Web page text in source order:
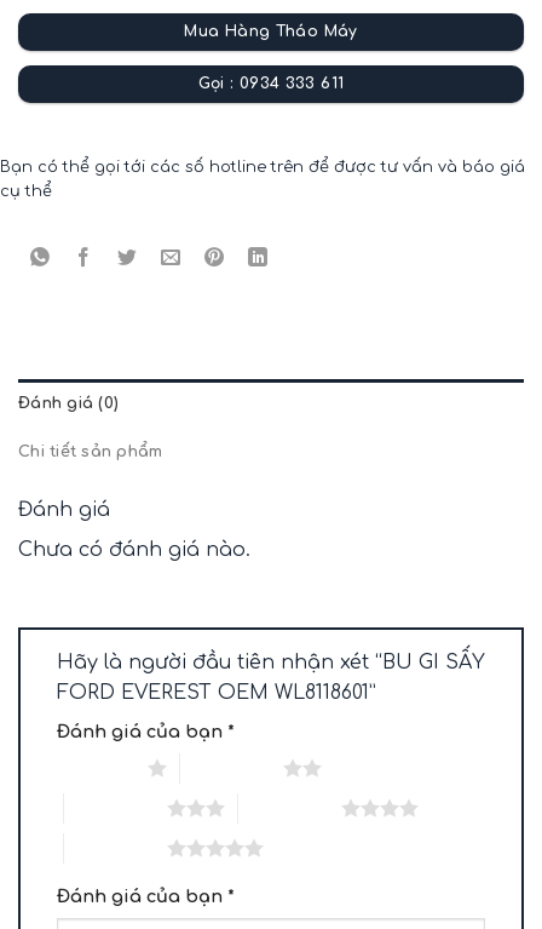
Mua Hàng Tháo Máy
Gọi : 0934 333 611
Bạn có thể gọi tới các số hotline trên để được tư vấn và báo giá
cụ thể
Đánh giá (0)
Chi tiết sản phẩm
Đánh giá
Chưa có đánh giá nào.
Hãy là người đầu tiên nhận xét “BU GI SẤY
FORD EVEREST OEM WL8118601”
Đánh giá của bạn *
Đánh giá của bạn *